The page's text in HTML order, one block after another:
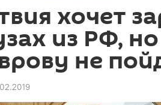
хочет
из РФ,
не